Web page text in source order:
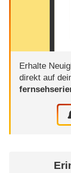
Erhalte
direkt auf